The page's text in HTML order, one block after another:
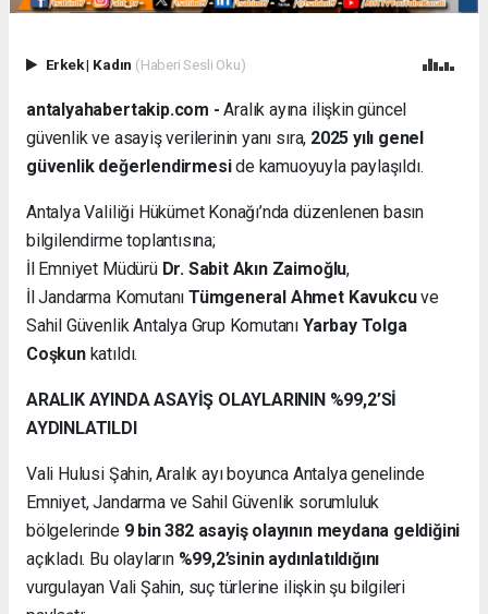
Erkek| Kadın (Haberi Sesli Oku)
antalyahabertakip.com - Aralık ayına ilişkin güncel
güvenlik ve asayiş verilerinin yanı sıra, 2025 yılı genel
güvenlik değerlendirmeside kamuoyuyla paylaşıldı.
Antalya Valiliği Hükümet Konağı’nda düzenlenen basın
bilgilendirme toplantısına;
İl Emniyet Müdürü Dr. Sabit Akın Zaimoğlu,
İl Jandarma Komutanı Tümgeneral Ahmet Kavukcuve
Sahil Güvenlik Antalya Grup Komutanı Yarbay Tolga
Coşkunkatıldı.
ARALIK AYINDA ASAYİŞ OLAYLARININ %99,2’Sİ
AYDINLATILDI
Vali Hulusi Şahin, Aralık ayı boyunca Antalya genelinde
Emniyet, Jandarma ve Sahil Güvenlik sorumluluk
bölgelerinde 9 bin 382 asayiş olayının meydana geldiğini
açıkladı. Bu olayların %99,2’sinin aydınlatıldığını
vurgulayan Vali Şahin, suç türlerine ilişkin şu bilgileri